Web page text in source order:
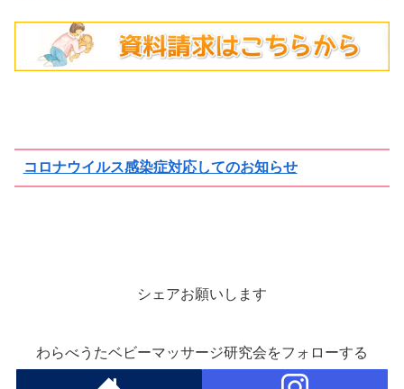
コロナウイルス感染症対応してのお知らせ
シェアお願いします
わらべうたベビーマッサージ研究会をフォローする